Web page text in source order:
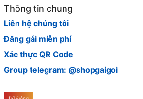
viên đầy màu sắc và đừng bỏ lỡ
nghiệm những điều thú vị tại đây!
Thông tin chung
Liên hệ chúng tôi
Đăng gái miễn phí
Xác thực QR Code
Group telegram: @shopgaigoi
[x] Đóng